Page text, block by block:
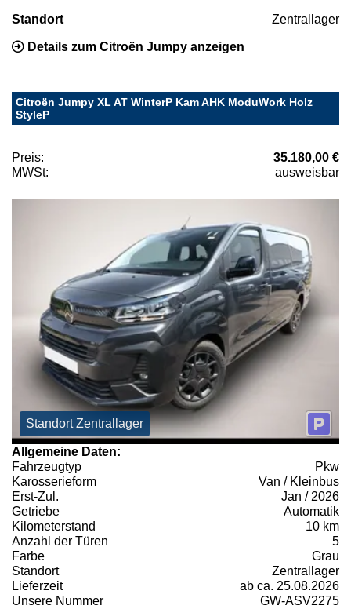
Standort Zentrallager
Details zum Citroën Jumpy anzeigen
Citroën Jumpy XL AT WinterP Kam AHK ModuWork Holz
StyleP
Preis:
35.180,00 €
MWSt:
ausweisbar
Standort Zentrallager
Allgemeine Daten:
Fahrzeugtyp
Pkw
Karosserieform
Van / Kleinbus
Erst-Zul.
Jan / 2026
Getriebe
Automatik
Kilometerstand
10 km
Anzahl der Türen
5
Farbe
Grau
Standort
Zentrallager
Lieferzeit
ab ca. 25.08.2026
Unsere Nummer
GW-ASV2275